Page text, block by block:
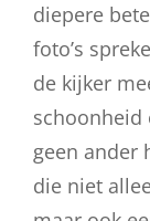
diepere
foto’s
de kijker
schoonheid
geen ander
die niet